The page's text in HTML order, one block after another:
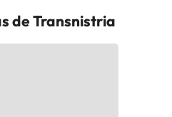
de Transnistria